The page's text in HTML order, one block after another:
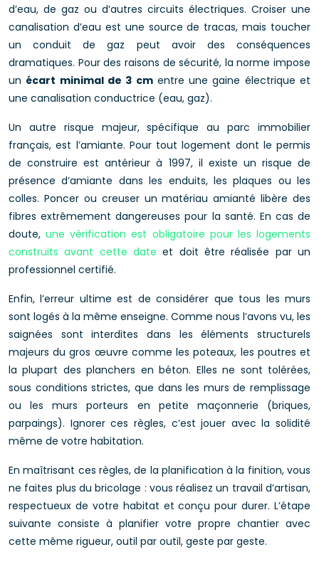
d’eau, de gaz ou d’autres circuits électriques. Croiser une
canalisation d’eau est une source de tracas, mais toucher
un conduit de gaz peut avoir des conséquences
dramatiques. Pour des raisons de sécurité, la norme impose
un écart minimal de 3 cmentre une gaine électrique et
une canalisation conductrice (eau, gaz).
Un autre risque majeur, spécifique au parc immobilier
français, est l’amiante. Pour tout logement dont le permis
de construire est antérieur à 1997, il existe un risque de
présence d’amiante dans les enduits, les plaques ou les
colles. Poncer ou creuser un matériau amianté libère des
fibres extrêmement dangereuses pour la santé. En cas de
doute,une vérification est obligatoire pour les logements
construits avant cette date et doit être réalisée par un
professionnel certifié.
Enfin, l’erreur ultime est de considérer que tous les murs
sont logés à la même enseigne. Comme nous l’avons vu, les
saignées sont interdites dans les éléments structurels
majeurs du gros œuvre comme les poteaux, les poutres et
la plupart des planchers en béton. Elles ne sont tolérées,
sous conditions strictes, que dans les murs de remplissage
ou les murs porteurs en petite maçonnerie (briques,
parpaings). Ignorer ces règles, c’est jouer avec la solidité
même de votre habitation.
En maîtrisant ces règles, de la planification à la finition, vous
ne faites plus du bricolage : vous réalisez un travail d’artisan,
respectueux de votre habitat et conçu pour durer. L’étape
suivante consiste à planifier votre propre chantier avec
cette même rigueur, outil par outil, geste par geste.